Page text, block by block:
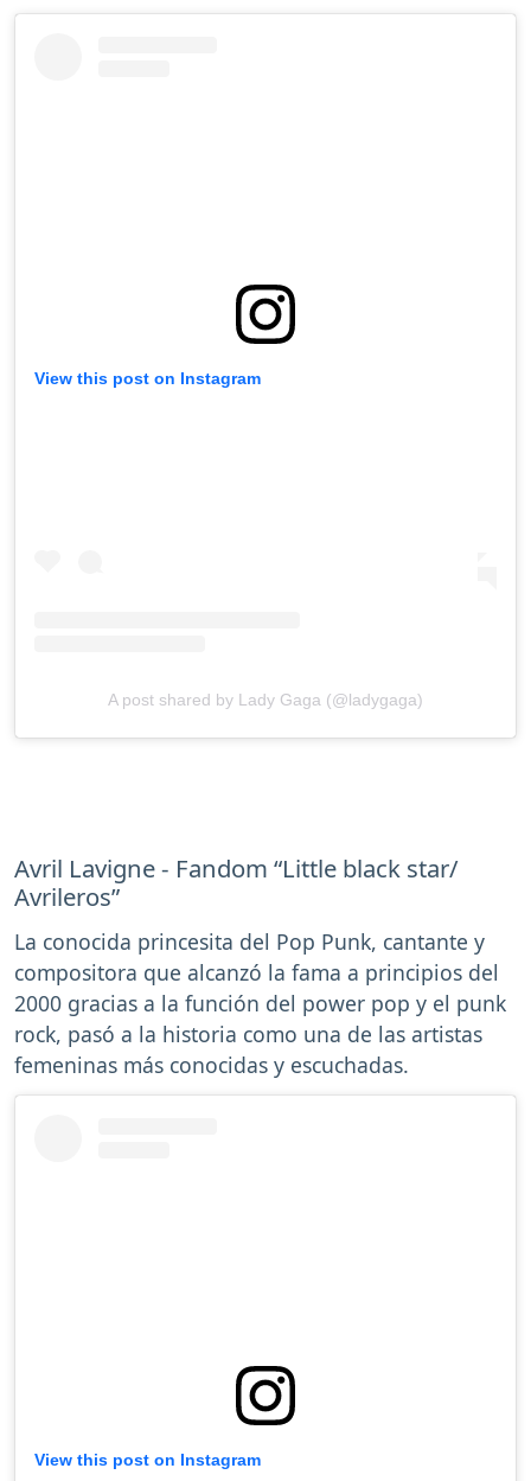
View this post on Instagram
A post shared by Lady Gaga (@ladygaga)
Avril Lavigne - Fandom “Little black star/
Avrileros”
La conocida princesita del Pop Punk, cantante y
compositora que alcanzó la fama a principios del
2000 gracias a la función del power pop y el punk
rock, pasó a la historia como una de las artistas
femeninas más conocidas y escuchadas.
View this post on Instagram